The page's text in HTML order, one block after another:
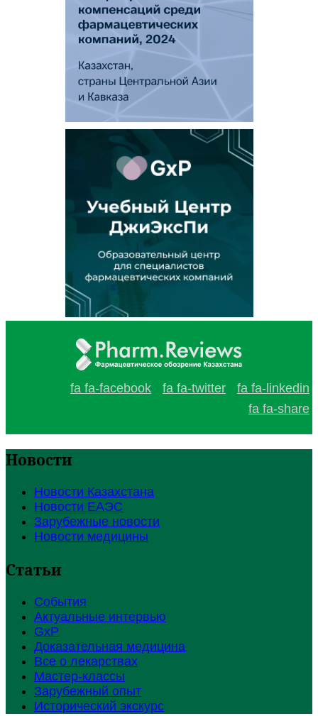
fa fa-facebook fa fa-twitter
fa fa-linkedin
fa fa-share
Новости
Новости Казахстана
Новости ЕАЭС
Зарубежные новости
Новости медицины
Статьи
События
Актуальные интервью
GxP
Доказательная медицина
Все о лекарствах
Мастер-классы
Зарубежный опыт
Исторический экскурс